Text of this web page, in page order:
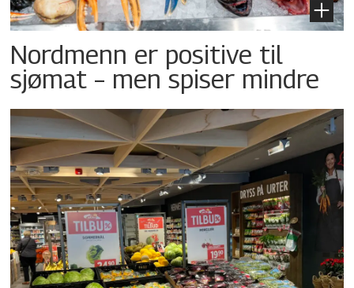
Nordmenn er positive til
sjømat – men spiser mindre